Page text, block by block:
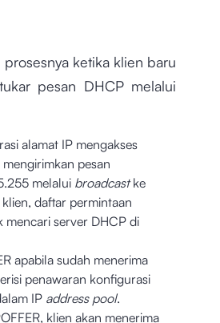
ketika klien baru
pesan DHCP melalui
alamat IP mengakses
pesan
melalui broadcastke
daftar permintaan
mencari server DHCP di
apabila sudah menerima
penawaran konfigurasi
IP address pool.
klien akan menerima